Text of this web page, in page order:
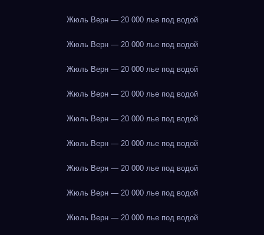
Жюль Верн — 20 000 лье под водой
Жюль Верн — 20 000 лье под водой
Жюль Верн — 20 000 лье под водой
Жюль Верн — 20 000 лье под водой
Жюль Верн — 20 000 лье под водой
Жюль Верн — 20 000 лье под водой
Жюль Верн — 20 000 лье под водой
Жюль Верн — 20 000 лье под водой
Жюль Верн — 20 000 лье под водой